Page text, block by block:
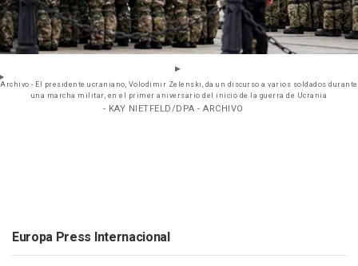
Archivo - El presidente ucraniano, Volodimir Zelenski, da un discurso a varios soldados durante
una marcha militar, en el primer aniversario del inicio de la guerra de Ucrania
- KAY NIETFELD/DPA - ARCHIVO
Europa Press Internacional